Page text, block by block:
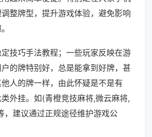
整牌型，提升游戏体验，避免影响
技巧手法教程；一些玩家反映在游
的牌特别好，总是能拿到好牌，甚
人的牌一样，由此怀疑是不是有
外挂。如(青橙竞技麻将,微云麻将,
，建议通过正规途径维护游戏公